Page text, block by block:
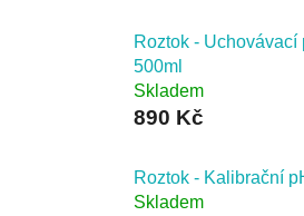
Roztok - Uchovávací
500ml
Skladem
890 Kč
Roztok - Kalibrační
Skladem